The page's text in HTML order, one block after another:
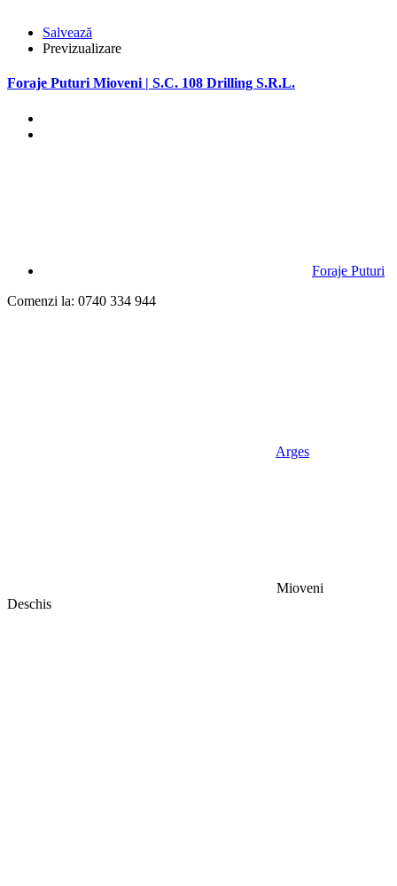
Salvează
Previzualizare
Foraje Puturi Mioveni | S.C. 108 Drilling S.R.L.
Foraje Puturi
Comenzi la: 0740 334 944
Arges
Mioveni
Deschis